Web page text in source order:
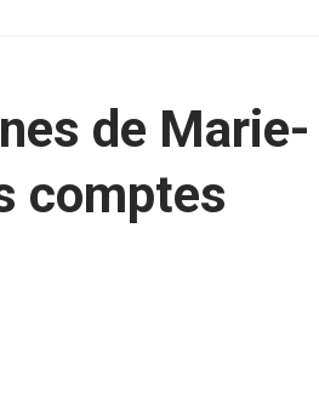
de Marie-
comptes